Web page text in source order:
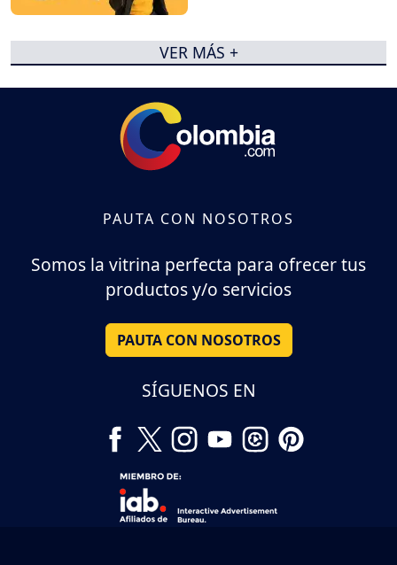
VER MÁS +
PAUTA CON NOSOTROS
Somos la vitrina perfecta para ofrecer tus
productos y/o servicios
PAUTA CON NOSOTROS
SÍGUENOS EN